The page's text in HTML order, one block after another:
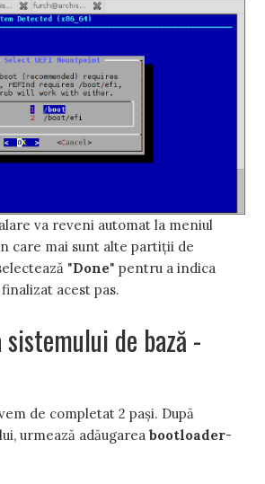
va reveni automat la meniul
care mai sunt alte partiţii de
"Done" pentru a indica
acest pas.
de bază -
de completat 2 paşi. După
urmează adăugareabootloader-